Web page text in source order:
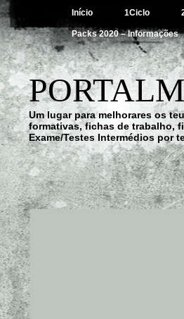
Início 1Ciclo
Packs 2020 – Informações
Um lugar para melhorares os
formativas, fichas de trabalho,
Exame/Testes Intermédios por